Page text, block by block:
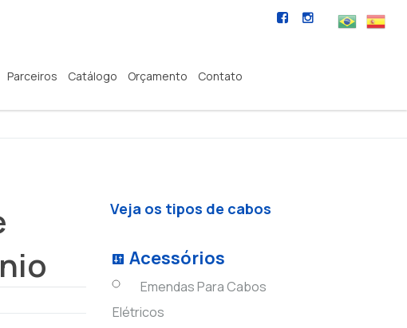
Parceiros Catálogo Orçamento Contato
Veja os tipos de cabos
Acessórios
Emendas Para Cabos
Elétricos